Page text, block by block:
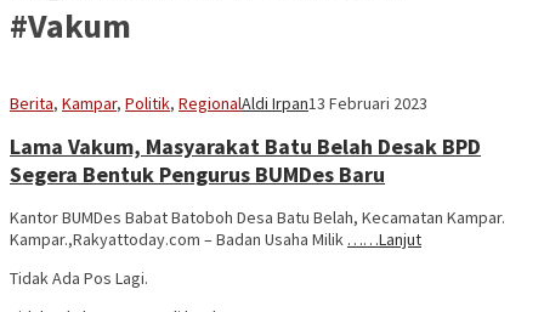
#Vakum
Berita, Kampar, Politik, RegionalAldi Irpan13 Februari 2023
Lama Vakum, Masyarakat Batu Belah Desak BPD
Segera Bentuk Pengurus BUMDes Baru
Kantor BUMDes Babat Batoboh Desa Batu Belah, Kecamatan Kampar.
Kampar.,Rakyattoday.com – Badan Usaha Milik ……Lanjut
Tidak Ada Pos Lagi.